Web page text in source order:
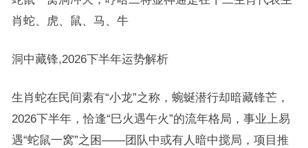
肖蛇、虎、鼠、马、牛
洞中藏锋,2026下半年运势解析
生肖蛇在民间素有“小龙”之称，蜿蜒潜行却暗藏锋芒，
2026下半年，恰逢“巳火遇午火”的流年格局，事业上易
遇“蛇鼠一窝”之困——团队中或有人暗中搅局，项目推